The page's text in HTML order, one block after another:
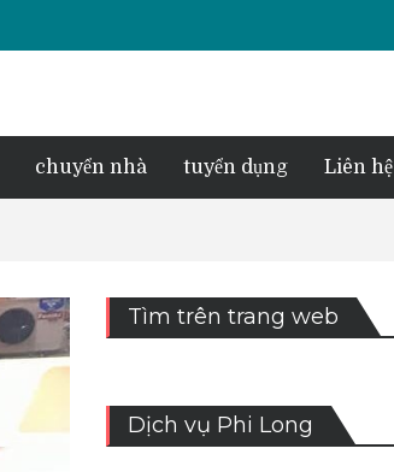
chuyển nhà tuyển dụng Liên hệ
Tìm trên trang web
Dịch vụ Phi Long